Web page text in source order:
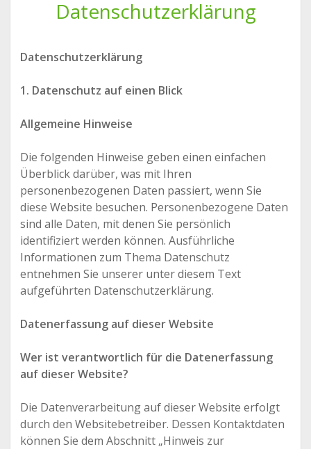
Datenschutzerklärung
Datenschutzerklärung
1. Datenschutz auf einen Blick
Allgemeine Hinweise
Die folgenden Hinweise geben einen einfachen
Überblick darüber, was mit Ihren
personenbezogenen Daten passiert, wenn Sie
diese Website besuchen. Personenbezogene Daten
sind alle Daten, mit denen Sie persönlich
identifiziert werden können. Ausführliche
Informationen zum Thema Datenschutz
entnehmen Sie unserer unter diesem Text
aufgeführten Datenschutzerklärung.
Datenerfassung auf dieser Website
Wer ist verantwortlich für die Datenerfassung
auf dieser Website?
Die Datenverarbeitung auf dieser Website erfolgt
durch den Websitebetreiber. Dessen Kontaktdaten
können Sie dem Abschnitt „Hinweis zur